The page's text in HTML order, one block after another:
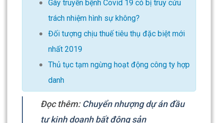
Gây truyền bệnh Covid 19 có bị truy cứu
trách nhiệm hình sự không?
Đối tượng chịu thuế tiêu thụ đặc biệt mới
nhất 2019
Thủ tục tạm ngừng hoạt động công ty hợp
danh
Đọc thêm: Chuyển nhượng dự án đầu
tư kinh doanh bất động sản